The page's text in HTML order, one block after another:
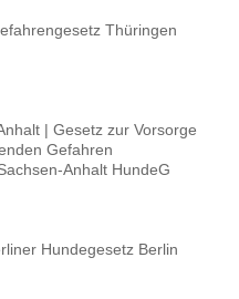
Thüringen
| Gesetz zur Vorsorge
Gefahren
Anhalt HundeG
Hundegesetz Berlin